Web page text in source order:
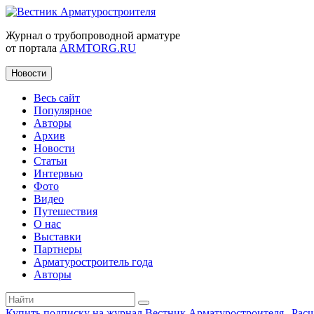
Журнал о трубопроводной арматуре
от портала ARMTORG.RU
Новости
Весь сайт
Популярное
Авторы
Архив
Новости
Статьи
Интервью
Фото
Видео
Путешествия
О нас
Выставки
Партнеры
Арматуростроитель года
Авторы